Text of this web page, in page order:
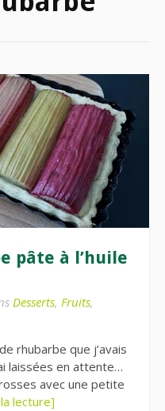
pâte à l’huile
Desserts, Fruits,
rhubarbe que j’avais
laissées en attente…
avec une petite
lecture]